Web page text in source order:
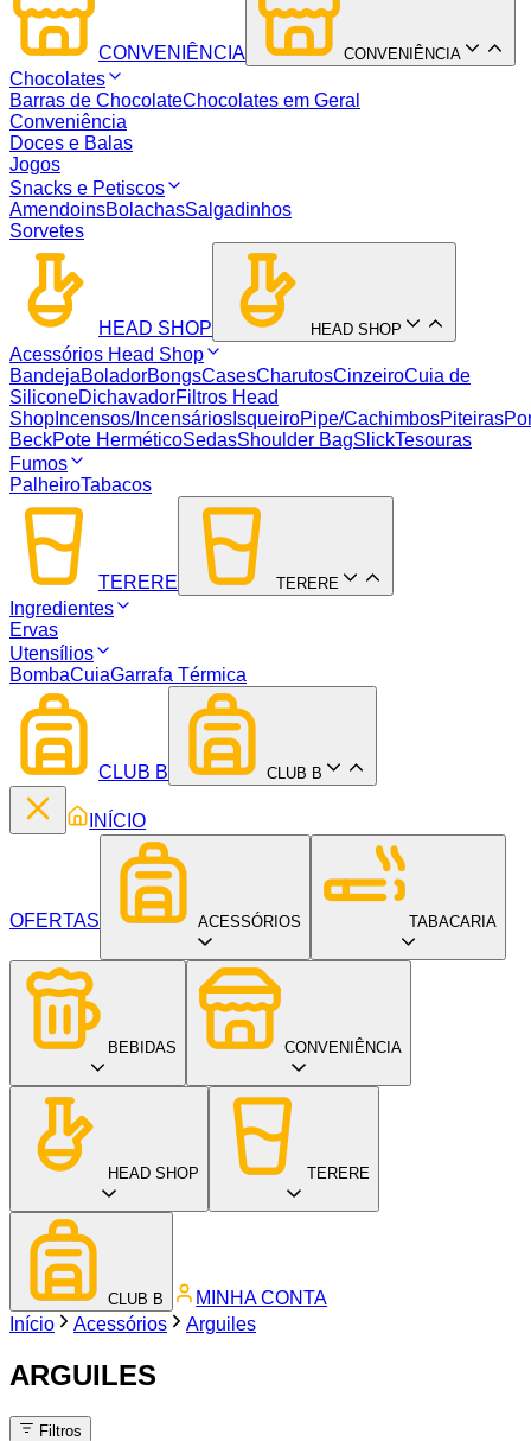
CONVENIÊNCIA CONVENIÊNCIA
Chocolates
Barras de ChocolateChocolates em Geral
Conveniência
Doces e Balas
Jogos
Snacks e Petiscos
AmendoinsBolachasSalgadinhos
Sorvetes
HEAD SHOP HEAD SHOP
Acessórios Head Shop
BandejaBoladorBongsCasesCharutosCinzeiroCuia de
SiliconeDichavadorFiltros Head
Shop Incensos/Incensários IsqueiroPipe/CachimbosPiteiras
BeckPote HerméticoSedasShoulder BagSlickTesouras
Fumos
PalheiroTabacos
TERERE TERERE
Ingredientes
Ervas
Utensílios
BombaCuiaGarrafa Térmica
CLUB B CLUB B
INÍCIO
OFERTAS ACESSÓRIOS TABACARIA
BEBIDAS CONVENIÊNCIA
HEAD SHOP TERERE
CLUB B
MINHA CONTA
Início
Acessórios Arguiles
ARGUILES
Filtros